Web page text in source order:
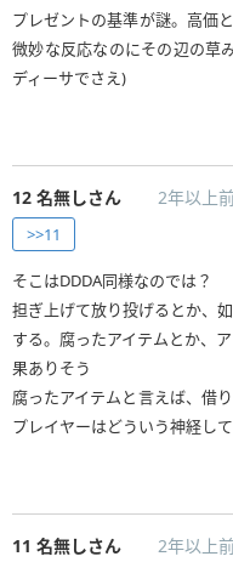
プレゼントの基準が謎。高価
微妙な反応なのにその辺の草
ディーサでさえ)
12 名無しさん 2年以上
>>11
そこはDDDA同様なのでは？
担ぎ上げて放り投げるとか、
する。腐ったアイテムとか、
果ありそう
腐ったアイテムと言えば、借
プレイヤーはどういう神経し
11 名無しさん 2年以上